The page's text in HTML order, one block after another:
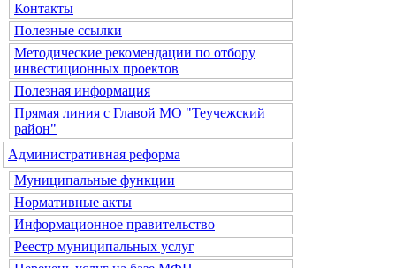
Контакты
Полезные ссылки
Методические рекомендации по отбору
инвестиционных проектов
Полезная информация
Прямая линия с Главой МО "Теучежский
район"
Административная реформа
Муниципальные функции
Нормативные акты
Информационное правительство
Реестр муниципальных услуг